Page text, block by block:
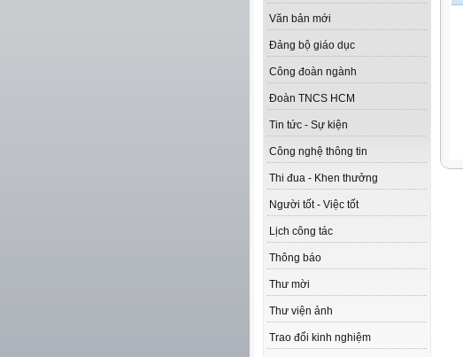
Văn bản mới
Đảng bộ giáo dục
Công đoàn ngành
Đoàn TNCS HCM
Tin tức - Sự kiện
Công nghệ thông tin
Thi đua - Khen thưởng
Người tốt - Việc tốt
Lịch công tác
Thông báo
Thư mời
Thư viện ảnh
Trao đổi kinh nghiệm